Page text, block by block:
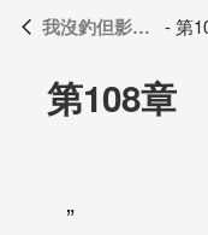
我沒釣但影帝真香了
第108章
”
我沒釣但影帝真香了 - 第